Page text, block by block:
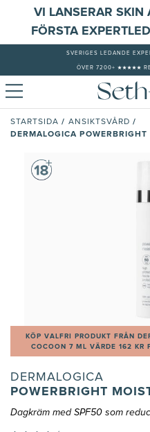
VI LANSERAR SKIN
FÖRSTA
SVERIGES LEDANDE
ÖVER 7200+ ★★★★★
STARTSIDA / ANSIKTSVÅRD /
DERMALOGICA
KÖP VALFRI PRODUKT FRÅN
COCOON 7 ML VÄRDE 162 KR
DERMALOGICA
POWERBRIGHT
Dagkräm med SPF50 som